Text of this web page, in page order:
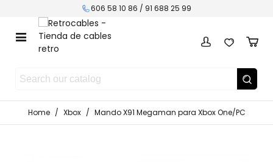
606 58 10 86 / 91 688 25 99
Home / Xbox / Mando X91 Megaman para Xbox One/PC